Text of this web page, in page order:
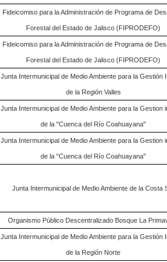
Fideicomiso para la Administración de Programa de
Forestal del Estado de Jalisco (FIPRODEFO)
Fideicomiso para la Administración de Programa de
Forestal del Estado de Jalisco (FIPRODEFO)
Junta Intermunicipal de Medio Ambiente para la Gestión
de la Región Valles
Junta Intermunicipal de Medio Ambiente para la Gestion
de la "Cuenca del Río Coahuayana"
Junta Intermunicipal de Medio Ambiente para la Gestion
de la "Cuenca del Río Coahuayana"
Junta Intermunicipal de Medio Ambiente de la Costa
Organismo Público Descentralizado Bosque La
Junta Intermunicipal de Medio Ambiente para la Gestión
de la Región Norte